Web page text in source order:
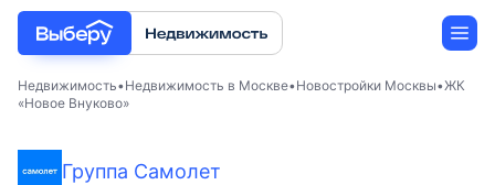
Новостройки
Недвижимость Недвижимость в Москве Новостройки Москвы ЖК
«Новое Внуково»
Группа Самолет